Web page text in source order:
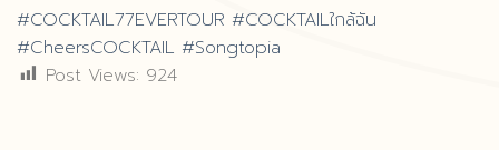
#COCKTAIL77EVERTOUR #COCKTAILใกล้ฉัน
#CheersCOCKTAIL #Songtopia
Post Views: 924